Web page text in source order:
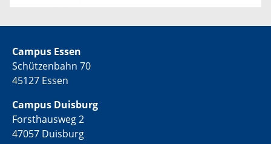
Campus Essen
Schützenbahn 70
45127 Essen
Campus Duisburg
Forsthausweg 2
47057 Duisburg